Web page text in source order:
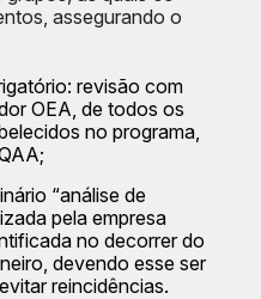
assegurando o
revisão com
OEA, de todos os
no programa,
“análise de
pela empresa
no decorrer do
devendo esse ser
reincidências.